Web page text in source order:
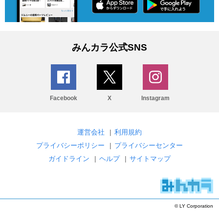
みんカラ公式SNS
Facebook X Instagram
運営会社 | 利用規約
プライバシーポリシー
| プライバシーセンター
ガイドライン
| ヘルプ | サイトマップ
© LY Corporation